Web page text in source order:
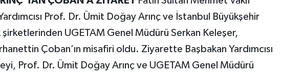
Prof. Dr. Ümit Doğay Arınç ve İstanbul Büyükşehir
şirketlerinden UGETAM Genel Müdürü Serkan Keleşer,
Çoban’ın misafiri oldu. Ziyarette Başbakan Yardımcısı
Prof. Dr. Ümit Doğay Arınç ve UGETAM Genel Müdürü